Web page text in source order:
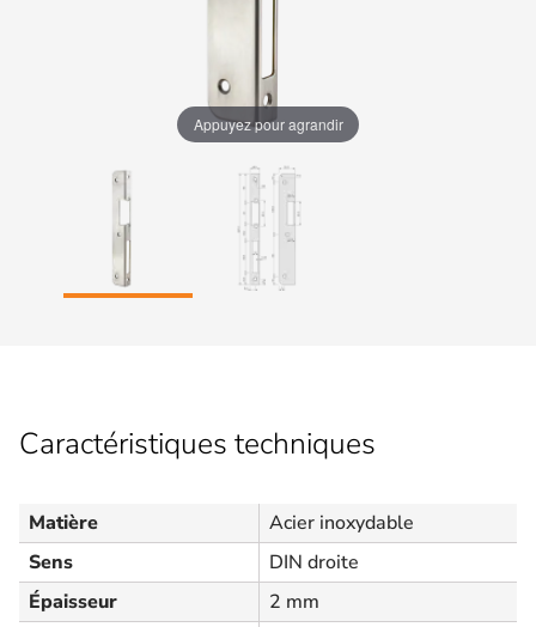
Appuyez pour agrandir
Caractéristiques techniques
Matière
Acier inoxydable
Sens
DIN droite
Épaisseur
2 mm